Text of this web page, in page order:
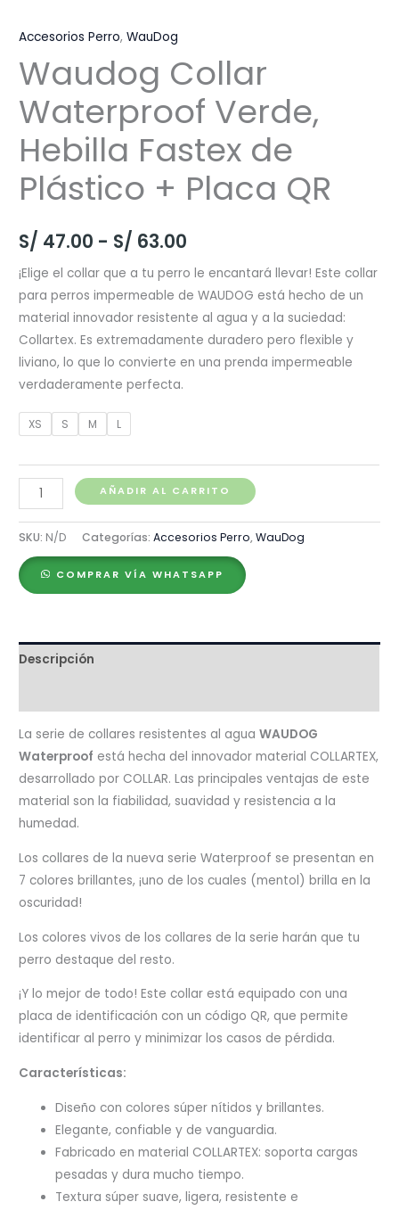
Accesorios Perro,WauDog
Waudog Collar
Waterproof Verde,
Hebilla Fastex de
Plástico + Placa QR
S/ 47.00 - S/ 63.00
de
precios:
desde
S/ 47.00
¡Elige el collar que a tu perro le encantará llevar! Este collar
para perros impermeable de WAUDOG está hecho de un
material innovador resistente al agua y a la suciedad:
Collartex. Es extremadamente duradero pero flexible y
liviano, lo que lo convierte en una prenda impermeable
verdaderamente perfecta.
XS S M L
Waudog
Collar
Waterproof
Verde,
Hebilla
Fastex
Plástico
+
QR
cantidad
AÑADIR AL CARRITO
SKU: N/D Categorías:Accesorios Perro,WauDog
COMPRAR VÍA WHATSAPP
Descripción
La serie de collares resistentes al aguaWAUDOG
Waterproof está hecha del innovador material COLLARTEX,
desarrollado por COLLAR. Las principales ventajas de este
material son la fiabilidad, suavidad y resistencia a la
humedad.
Los collares de la nueva serie Waterproof se presentan en
7 colores brillantes, ¡uno de los cuales (mentol) brilla en la
oscuridad!
Los colores vivos de los collares de la serie harán que tu
perro destaque del resto.
¡Y lo mejor de todo! Este collar está equipado con una
placa de identificación con un código QR, que permite
identificar al perro y minimizar los casos de pérdida.
Características:
Diseño con colores súper nítidos y brillantes.
Elegante, confiable y de vanguardia.
Fabricado en material COLLARTEX: soporta cargas
pesadas y dura mucho tiempo.
Textura súper suave, ligera, resistente e